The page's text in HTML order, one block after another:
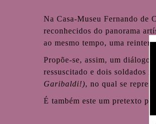
Na Casa-Museu Fernando de
reconhecidos do panorama
ao mesmo tempo, uma
Propõe-se, assim, um diálogo
ressuscitado e dois soldados
Garibaldi!), no qual se
É também este um pretexto